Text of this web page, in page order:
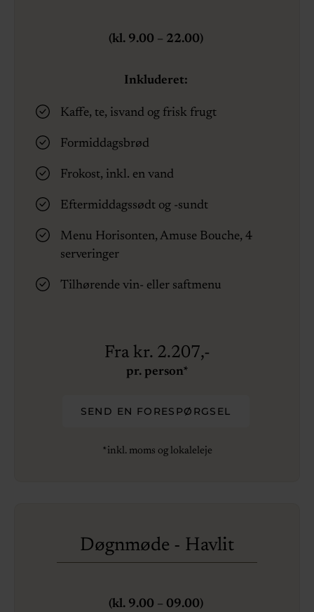
(kl. 9.00 – 22.00)
Inkluderet:
Kaffe, te, isvand og frisk frugt
Formiddagsbrød
Frokost, inkl. en vand
Eftermiddagssødt og -sundt
Menu Horisonten, Amuse Bouche, 4
serveringer
Tilhørende vin- eller saftmenu
Fra kr. 2.207,-
pr. person*
SEND EN FORESPØRGSEL
*inkl. moms og lokaleleje
Døgnmøde - Havlit
(kl. 9.00 – 09.00)